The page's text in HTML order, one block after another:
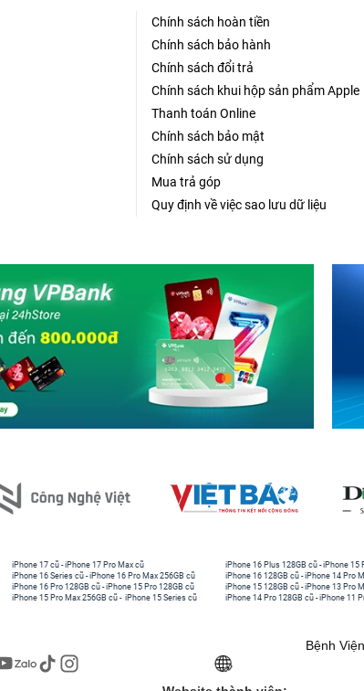
Chính sách hoàn tiền
Chính sách bảo hành
Chính sách đổi trả
Chính sách khui hộp sản phẩm Apple
Thanh toán Online
Chính sách bảo mật
Chính sách sử dụng
Mua trả góp
Quy định về việc sao lưu dữ liệu
iPhone 17 cũ -iPhone 17 Pro Max cũ
iPhone 16 Series cũ - iPhone 16 Pro Max 256GB cũ
iPhone 16 Pro 128GB cũ -iPhone 15 Pro 128GB cũ
iPhone 15 Pro Max 256GB cũ - iPhone 15 Series cũ
iPhone 16 Plus 128GB cũ -iPhone 15
iPhone 16 128GB cũ -iPhone 14 Pro
iPhone 15 128GB cũ -iPhone 13 Pro
iPhone 14 Pro 128GB cũ -iPhone 11
Bệnh